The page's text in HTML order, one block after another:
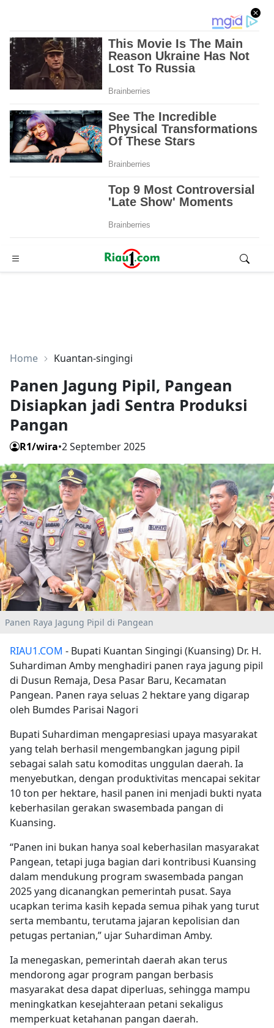
Advertisement
Home Kuantan-singingi
Panen Jagung Pipil, Pangean
Disiapkan jadi Sentra Produksi
Pangan
R1/wira•2 September 2025
Panen Raya Jagung Pipil di Pangean
RIAU1.COM - Bupati Kuantan Singingi (Kuansing) Dr. H.
Suhardiman Amby menghadiri panen raya jagung pipil
di Dusun Remaja, Desa Pasar Baru, Kecamatan
Pangean. Panen raya seluas 2 hektare yang digarap
oleh Bumdes Parisai Nagori
Bupati Suhardiman mengapresiasi upaya masyarakat
yang telah berhasil mengembangkan jagung pipil
sebagai salah satu komoditas unggulan daerah. Ia
menyebutkan, dengan produktivitas mencapai sekitar
10 ton per hektare, hasil panen ini menjadi bukti nyata
keberhasilan gerakan swasembada pangan di
Kuansing.
“Panen ini bukan hanya soal keberhasilan masyarakat
Pangean, tetapi juga bagian dari kontribusi Kuansing
dalam mendukung program swasembada pangan
2025 yang dicanangkan pemerintah pusat. Saya
ucapkan terima kasih kepada semua pihak yang turut
serta membantu, terutama jajaran kepolisian dan
petugas pertanian,” ujar Suhardiman Amby.
Ia menegaskan, pemerintah daerah akan terus
mendorong agar program pangan berbasis
masyarakat desa dapat diperluas, sehingga mampu
meningkatkan kesejahteraan petani sekaligus
memperkuat ketahanan pangan daerah.